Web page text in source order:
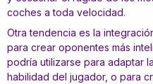
coches a toda velocidad.
Otra tendencia es la
para crear oponentes más
podría utilizarse para adaptar
habilidad del jugador, o para